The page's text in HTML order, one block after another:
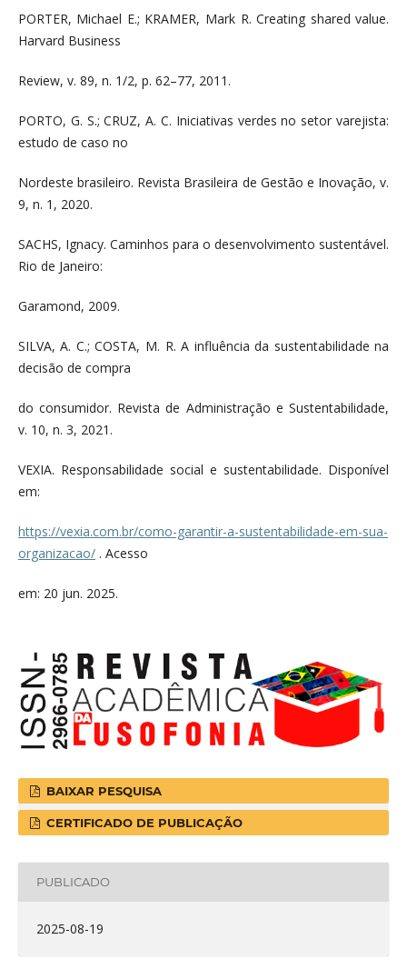
PORTER, Michael E.; KRAMER, Mark R. Creating shared value.
Harvard Business
Review, v. 89, n. 1/2, p. 62–77, 2011.
PORTO, G. S.; CRUZ, A. C. Iniciativas verdes no setor varejista:
estudo de caso no
Nordeste brasileiro. Revista Brasileira de Gestão e Inovação, v.
9, n. 1, 2020.
SACHS, Ignacy. Caminhos para o desenvolvimento sustentável.
Rio de Janeiro:
Garamond, 2009.
SILVA, A. C.; COSTA, M. R. A influência da sustentabilidade na
decisão de compra
do consumidor. Revista de Administração e Sustentabilidade,
v. 10, n. 3, 2021.
VEXIA. Responsabilidade social e sustentabilidade. Disponível
em:
https://vexia.com.br/como-garantir-a-sustentabilidade-em-sua-
organizacao/. Acesso
em: 20 jun. 2025.
BAIXAR PESQUISA
CERTIFICADO DE PUBLICAÇÃO
PUBLICADO
2025-08-19